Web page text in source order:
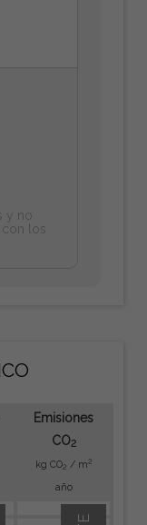
y no
con los
Emisiones
CO2
kg CO2 / m2
año